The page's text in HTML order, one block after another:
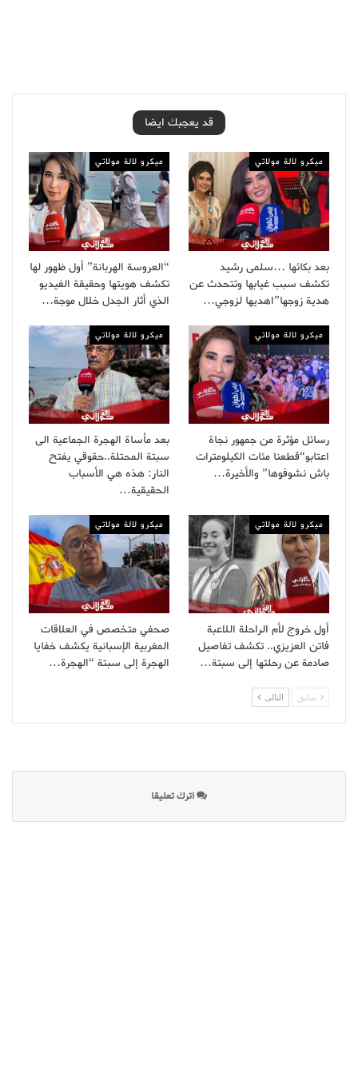
قد يعجبك ايضا
ميكرو لالة مولاتي
بعد بكائها …سلمى رشيد
تكشف سبب غيابها وتتحدث عن
هدية زوجها”اهديها لزوجي…
ميكرو لالة مولاتي
“العروسة الهربانة” أول ظهور لها
تكشف هويتها وحقيقة الفيديو
الذي أثار الجدل خلال موجة…
ميكرو لالة مولاتي
رسائل مؤثرة من جمهور نجاة
اعتابو“قطعنا مئات الكيلومترات
باش نشوفوها” والأخيرة…
ميكرو لالة مولاتي
بعد مأساة الهجرة الجماعية الى
سبتة المحتلة..حقوقي يفتح
النار: هذه هي الأسباب
الحقيقية…
ميكرو لالة مولاتي
أول خروج لأم الراحلة اللاعبة
فاتن العزيزي.. تكشف تفاصيل
صادمة عن رحلتها إلى سبتة…
ميكرو لالة مولاتي
صحفي متخصص في العلاقات
المغربية الإسبانية يكشف خفايا
الهجرة إلى سبتة “الهجرة…
سابق التالى
اترك تعليقا